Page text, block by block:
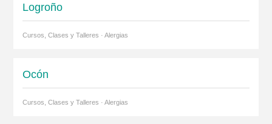
Logroño
Cursos, Clases y Talleres · Alergias
Ocón
Cursos, Clases y Talleres · Alergias